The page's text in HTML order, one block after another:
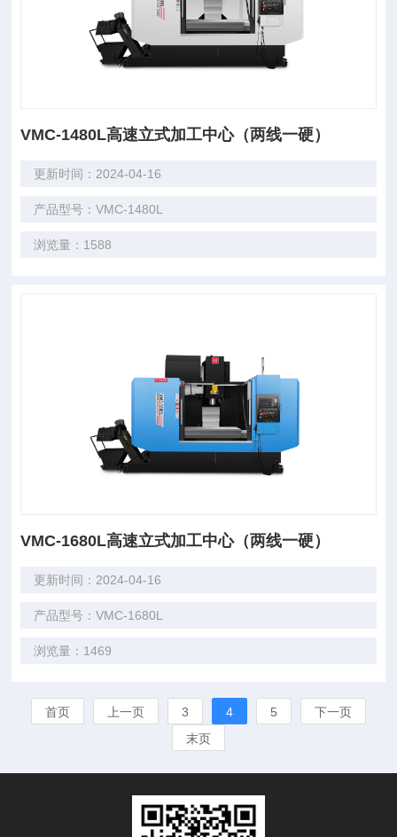
VMC-1480L高速立式加工中心（两线一硬）
更新时间：2024-04-16
产品型号：VMC-1480L
浏览量：1588
VMC-1680L高速立式加工中心（两线一硬）
更新时间：2024-04-16
产品型号：VMC-1680L
浏览量：1469
首页 上一页 3 4 5
下一页
末页